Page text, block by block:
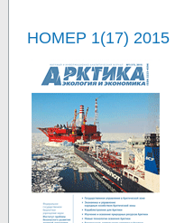
НОМЕР 1(17) 2015